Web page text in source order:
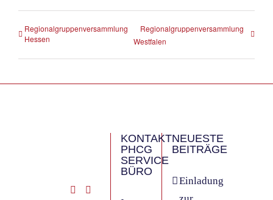
Regionalgruppenversammlung
Hessen
Regionalgruppenversammlung
Westfalen
KONTAKT
PHCG
SERVICE
BÜRO
NEUESTE
BEITRÄGE
Einladung